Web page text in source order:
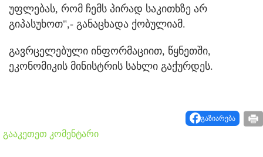
უფლებას, რომ ჩემს პირად საკითხზე არ
გიპასუხოთ",- განაცხადა ქობულიამ.
გავრცელებული ინფორმაციით, წყნეთში,
ეკონომიკის მინისტრის სახლი გაქურდეს.
გაზიარება
გააკეთეთ კომენტარი